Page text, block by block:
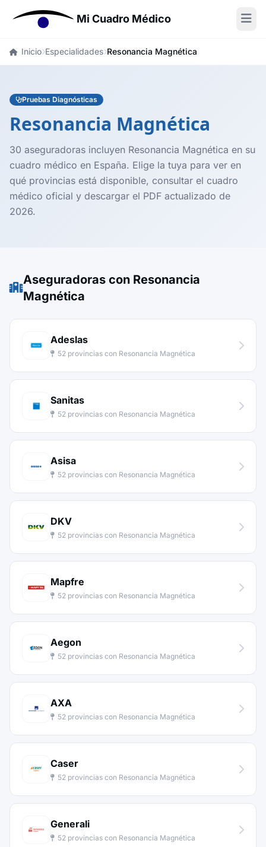
Mi Cuadro Médico
Inicio Especialidades Resonancia Magnética
Pruebas Diagnósticas
Resonancia Magnética
30 aseguradoras incluyen Resonancia Magnética en su
cuadro médico en España. Elige la tuya para ver en
qué provincias está disponible, consultar el cuadro
médico oficial y descargar el PDF actualizado de
2026.
Aseguradoras con Resonancia
Magnética
Adeslas
52 provincias con Resonancia Magnética
Sanitas
52 provincias con Resonancia Magnética
Asisa
52 provincias con Resonancia Magnética
DKV
52 provincias con Resonancia Magnética
Mapfre
52 provincias con Resonancia Magnética
Aegon
52 provincias con Resonancia Magnética
AXA
52 provincias con Resonancia Magnética
Caser
52 provincias con Resonancia Magnética
Generali
52 provincias con Resonancia Magnética